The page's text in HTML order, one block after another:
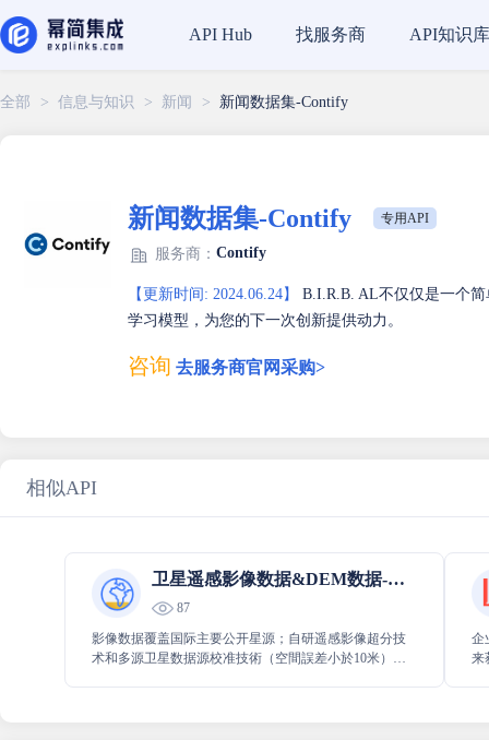
API Hub 找服务商 API知识库
全部 > 信息与知识 > 新闻 > 新闻数据集-Contify
新闻数据集-Contify 专用API
服务商： Contify
【更新时间: 2024.06.24】
B.I.R.B. AL不仅仅是一个
学习模型，为您的下一次创新提供动力。
咨询 去服务商官网采购>
相似API
卫星遥感影像数据&DEM数据-云旗数据
87
影像数据覆盖国际主要公开星源；自研遥感影像超分技
术和多源卫星数据源校准技術（空間誤差小於10米），
企
来